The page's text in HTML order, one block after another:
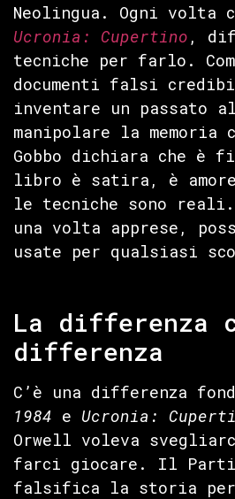
Neolingua. Ogni volta
Ucronia: Cupertino ,
tecniche per farlo.
documenti falsi
inventare un passato
manipolare la
Gobbo dichiara che
libro è satira, è
le tecniche sono
una volta apprese,
usate per qualsiasi
La differenza
differenza
C’è una differenza
1984 e Ucronia:
Orwell voleva
farci giocare. Il
falsifica la storia